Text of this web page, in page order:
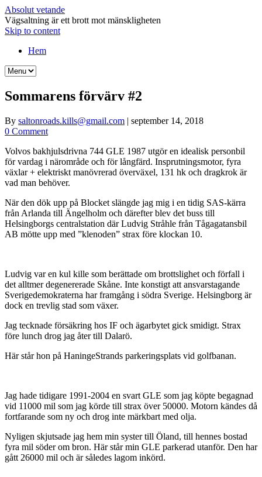
Absolut vetande
Vägsaltning är ett brott mot mänskligheten
Skip to content
Hem
Sommarens förvärv #2
By saltonroads.kills@gmail.com | september 14, 2018
0 Comment
Volvos bakhjulsdrivna 744 GLE 1987 utgör en idealisk personbil
för vardag i närområde och för långfärd. Insprutningsmotor, fyra
växlar + elektriskt manövrerad överväxel, 131 hk och dragkrok är
vad man behöver.
När den dök upp på Blocket slängde jag mig i en tidig SAS-kärra
från Arlanda till Ängelholm och därefter blev det buss till
Helsingborgs centralstation där Ludvig Stråhle från Tågagatansbil
AB mötte upp med ”klenoden” strax före klockan 10.
Ludvig var en kul kille som berättade om brottslighet och förfall i
det alltmer degenererade Skåne. Inte konstigt att ansvarstagande
Sverigedemokraterna har framgång i södra Sverige. Helsingborg är
dock en trevlig stad som växer.
Jag tecknade försäkring hos IF och ägarbytet gick smidigt. Strax
före lunch drog jag åter till Dalarö.
Här står hon på HaningeStrands parkeringsplats vid golfbanan.
Jag hade tidigare 1991-2004 en svart GLE som jag köpte begagnad
vid 11000 mil som jag körde till strax över 50000. Motorn kändes då
fortfarande som ny och drog inte märkbart med olja.
Nyligen skjutsade jag hem min syster till Öland, till hennes bostad
fyra mil söder om bron. Här står min GLE parkerad utanför. Den har
gått 26000 mil och är således lagom inkörd.